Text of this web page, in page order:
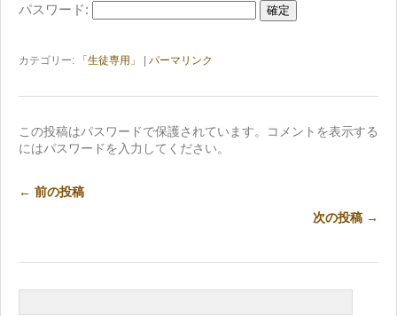
パスワード:
カテゴリー: 「生徒専用」 パーマリンク
この投稿はパスワードで保護されています。コメントを表示する
にはパスワードを入力してください。
← 前の投稿
次の投稿 →